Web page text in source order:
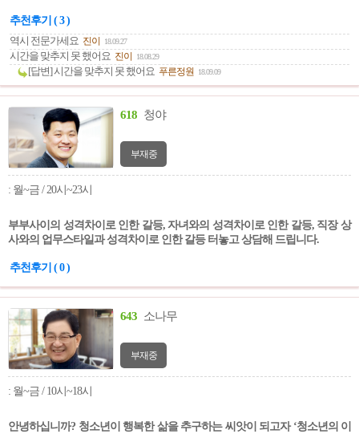
추천후기 ( 3 )
역시 전문가세요 진이 18.09.27
시간을 맞추지 못 했어요 진이 18.08.29
[답변] 시간을 맞추지 못 했어요 푸른정원 18.09.09
618 청야
부재중
: 월~금 / 20시~23시
부부사이의 성격차이로 인한 갈등, 자녀와의 성격차이로 인한 갈등, 직장 상
사와의 업무스타일과 성격차이로 인한 갈등 터놓고 상담해 드립니다.
추천후기 ( 0 )
643 소나무
부재중
: 월~금 / 10시~18시
안녕하십니까? 청소년이 행복한 삶을 추구하는 씨앗이 되고자 ‘청소년의 이